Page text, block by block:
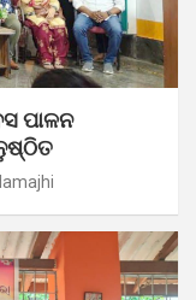
ପାଳନ